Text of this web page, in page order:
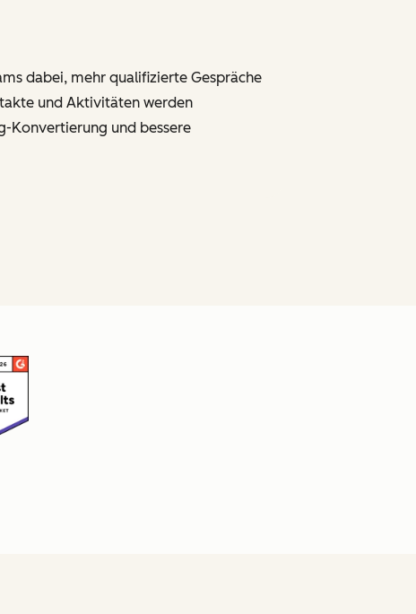
dabei, mehr qualifizierte Gespräche
und Aktivitäten werden
Konvertierung und bessere